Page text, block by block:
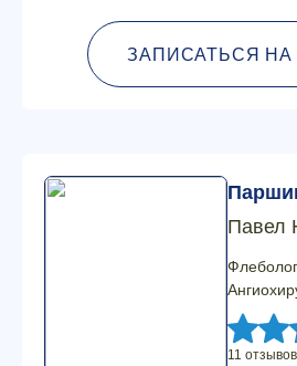
ЗАПИСАТЬСЯ НА
Павел
11 отзывов